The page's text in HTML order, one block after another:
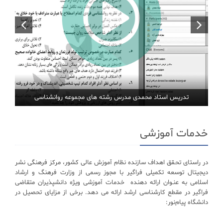
تدریس استاد محمدی مدرس رشته های مجموعه روانشناسی
خدمات آموزشی
در راستای تحـقق اهداف سازنده نظام آموزش عالی کشور، مرکز فرهنگی نشر
دیجیتال توسعه تکمیلی فراگیر با مجوز رسمی از وزارت فرهنگ و ارشاد
اسلامی به عنـوان ارائه دهنده خدمات آموزشی ویژه دانشپذیران متقاضی
فراگیر در مقطع کارشناسی ارشد ارائه می دهد. برخی از مزایای تحصیل در
دانشگاه پیام‌نور: